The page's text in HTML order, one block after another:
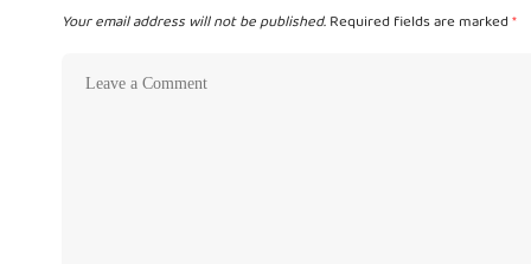
Your email address will not be published.Required fields are marked*